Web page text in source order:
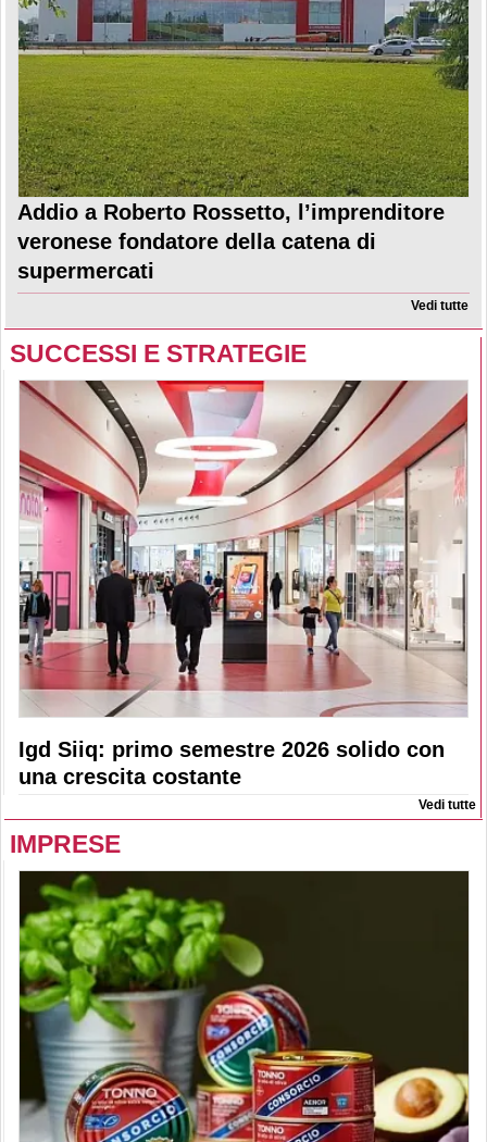
Addio a Roberto Rossetto, l’imprenditore
veronese fondatore della catena di
supermercati
Vedi tutte
SUCCESSI E STRATEGIE
Igd Siiq: primo semestre 2026 solido con
una crescita costante
Vedi tutte
IMPRESE